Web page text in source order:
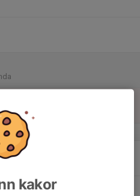
v.38
kakor